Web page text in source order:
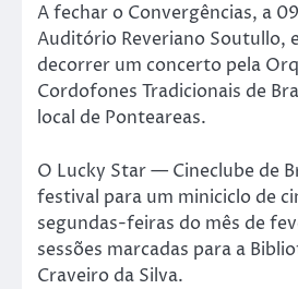
A fechar o Convergências, a
Auditório Reveriano Soutullo,
decorrer um concerto pela
Cordofones Tradicionais de
local de Ponteareas.
O Lucky Star — Cineclube de
festival para um miniciclo de
segundas-feiras do mês de
sessões marcadas para a
Craveiro da Silva.